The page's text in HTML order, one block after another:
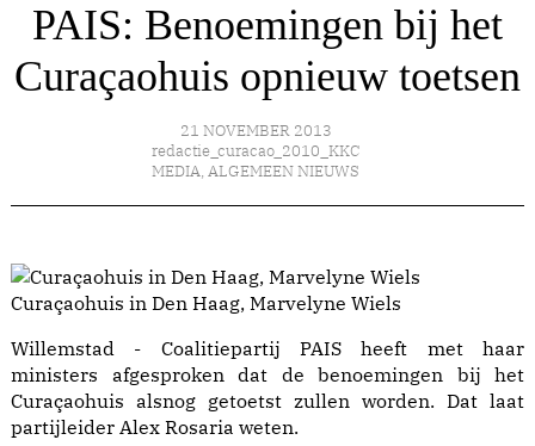
PAIS: Benoemingen bij het
Curaçaohuis opnieuw toetsen
21 NOVEMBER 2013
redactie_curacao_2010_KKC
MEDIA, ALGEMEEN NIEUWS
Curaçaohuis in Den Haag, Marvelyne Wiels
Willemstad - Coalitiepartij PAIS heeft met haar
ministers afgesproken dat de benoemingen bij het
Curaçaohuis alsnog getoetst zullen worden. Dat laat
partijleider Alex Rosaria weten.